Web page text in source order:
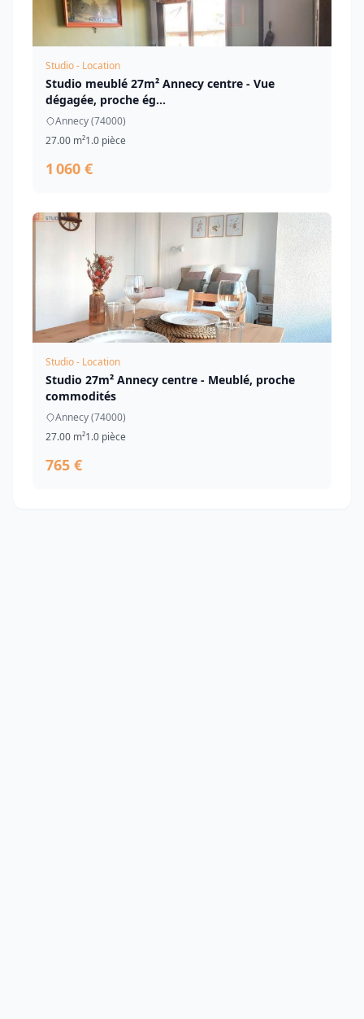
Studio - Location
Studio meublé 27m² Annecy centre - Vue
dégagée, proche ég...
Annecy (74000)
27.00 m²1.0 pièce
1 060 €
Studio - Location
Studio 27m² Annecy centre - Meublé, proche
commodités
Annecy (74000)
27.00 m²1.0 pièce
765 €